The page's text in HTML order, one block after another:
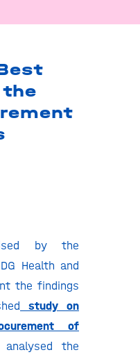
by the
Health and
the findings
study on
of
the